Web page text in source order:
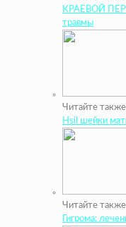
КРАЕВОЙ
травмы
Читайте
Hsil шейки
Читайте
Гигрома: